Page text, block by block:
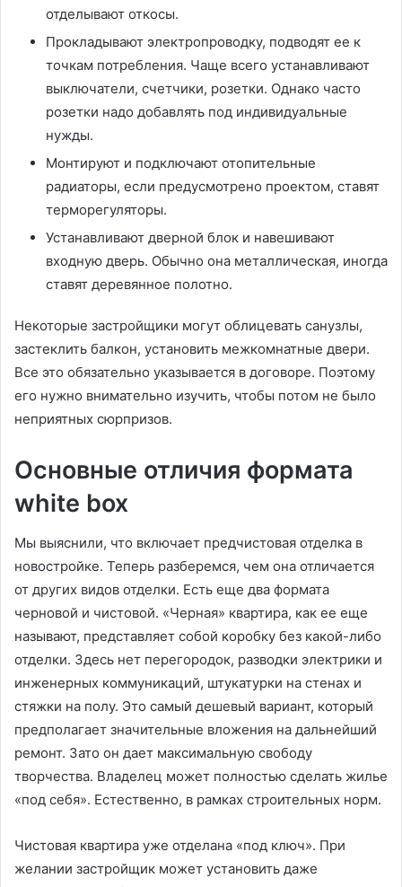
отделывают откосы.
Прокладывают электропроводку, подводят ее к
точкам потребления. Чаще всего устанавливают
выключатели, счетчики, розетки. Однако часто
розетки надо добавлять под индивидуальные
нужды.
Монтируют и подключают отопительные
радиаторы, если предусмотрено проектом, ставят
терморегуляторы.
Устанавливают дверной блок и навешивают
входную дверь. Обычно она металлическая, иногда
ставят деревянное полотно.
Некоторые застройщики могут облицевать санузлы,
застеклить балкон, установить межкомнатные двери.
Все это обязательно указывается в договоре. Поэтому
его нужно внимательно изучить, чтобы потом не было
неприятных сюрпризов.
Основные отличия формата
white box
Мы выяснили, что включает предчистовая отделка в
новостройке. Теперь разберемся, чем она отличается
от других видов отделки. Есть еще два формата
черновой и чистовой. «Черная» квартира, как ее еще
называют, представляет собой коробку без какой-либо
отделки. Здесь нет перегородок, разводки электрики и
инженерных коммуникаций, штукатурки на стенах и
стяжки на полу. Это самый дешевый вариант, который
предполагает значительные вложения на дальнейший
ремонт. Зато он дает максимальную свободу
творчества. Владелец может полностью сделать жилье
«под себя». Естественно, в рамках строительных норм.
Чистовая квартира уже отделана «под ключ». При
желании застройщик может установить даже